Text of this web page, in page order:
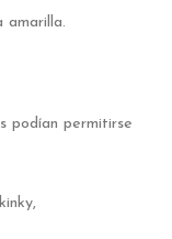
amarilla.
podían permitirse